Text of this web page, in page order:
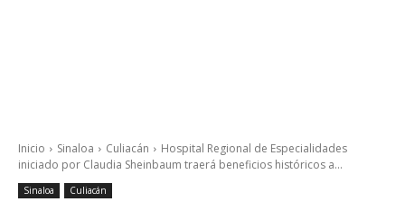
Inicio Sinaloa Culiacán
Hospital Regional de Especialidades
iniciado por Claudia Sheinbaum traerá beneficios históricos a...
Sinaloa Culiacán